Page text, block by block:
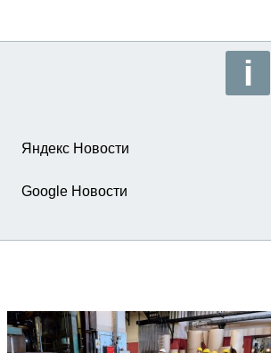
Яндекс Новости
Google Новости